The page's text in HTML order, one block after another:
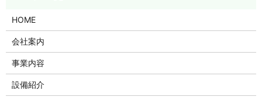
HOME
会社案内
事業内容
設備紹介